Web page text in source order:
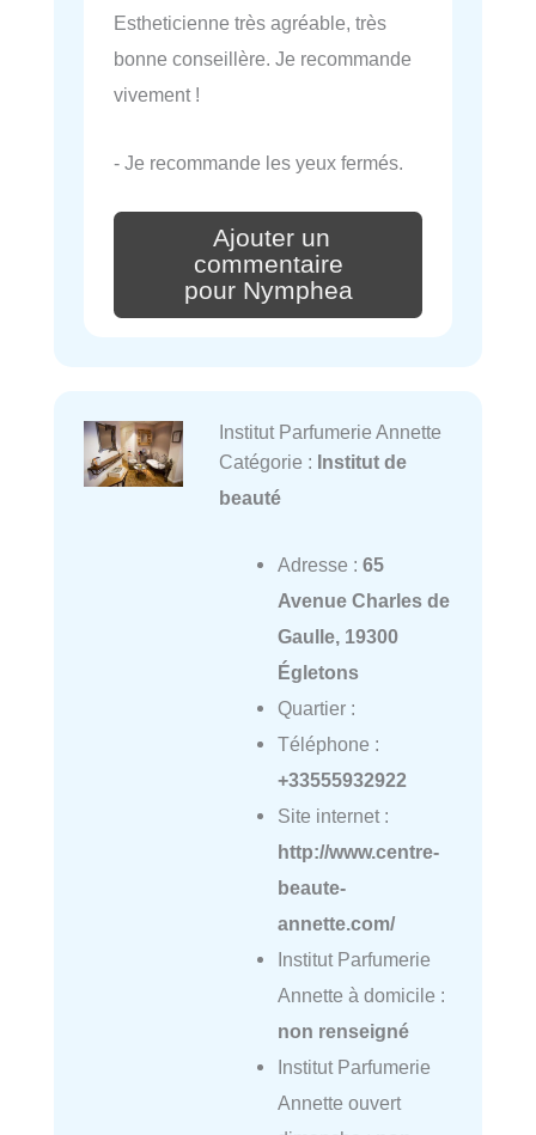
Estheticienne très agréable, très
bonne conseillère. Je recommande
vivement !
- Je recommande les yeux fermés.
Ajouter un
commentaire
pour Nymphea
Institut Parfumerie Annette
Catégorie : Institut de
beauté
Adresse : 65
Avenue Charles de
Gaulle, 19300
Égletons
Quartier :
Téléphone :
+33555932922
Site internet :
http://www.centre-
beaute-
annette.com/
Institut Parfumerie
Annette à domicile :
non renseigné
Institut Parfumerie
Annette ouvert